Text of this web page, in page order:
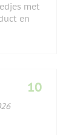
met
en
10